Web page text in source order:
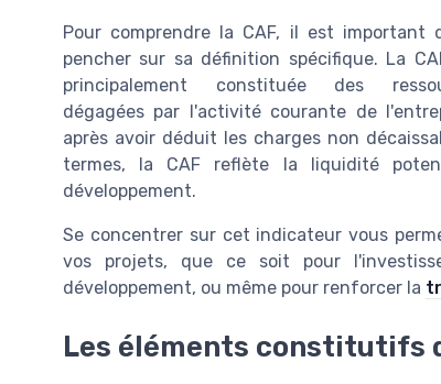
Pour comprendre la CAF, il est important
pencher sur sa définition spécifique. La
principalement constituée des
dégagées par l'activité courante de
après avoir déduit les charges non
termes, la CAF reflète la liquidité
développement.
Se concentrer sur cet indicateur vous
vos projets, que ce soit pour
développement, ou même pour renforcer la
Les éléments constitutifs